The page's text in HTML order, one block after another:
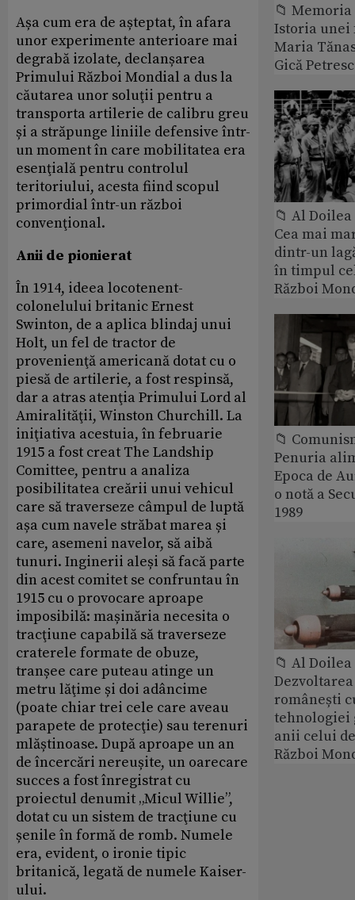
Așa cum era de așteptat, în afara
unor experimente anterioare mai
degrabă izolate, declanșarea
Primului Război Mondial a dus la
căutarea unor soluţii pentru a
transporta artilerie de calibru greu
și a străpunge liniile defensive într-
un moment în care mobilitatea era
esenţială pentru controlul
teritoriului, acesta fiind scopul
primordial într-un război
convenţional.
Anii de pionierat
În 1914, ideea locotenent-
colonelului britanic Ernest
Swinton, de a aplica blindaj unui
Holt, un fel de tractor de
provenienţă americană dotat cu o
piesă de artilerie, a fost respinsă,
dar a atras atenţia Primului Lord al
Amiralităţii, Winston Churchill. La
iniţiativa acestuia, în februarie
1915 a fost creat The Landship
Comittee, pentru a analiza
posibilitatea creării unui vehicul
care să traverseze câmpul de luptă
așa cum navele străbat marea și
care, asemeni navelor, să aibă
tunuri. Inginerii aleși să facă parte
din acest comitet se confruntau în
1915 cu o provocare aproape
imposibilă: mașinăria necesita o
tracţiune capabilă să traverseze
craterele formate de obuze,
tranșee care puteau atinge un
metru lăţime și doi adâncime
(poate chiar trei cele care aveau
parapete de protecţie) sau terenuri
mlăștinoase. După aproape un an
de încercări nereușite, un oarecare
succes a fost înregistrat cu
proiectul denumit „Micul Willie”,
dotat cu un sistem de tracţiune cu
șenile în formă de romb. Numele
era, evident, o ironie tipic
britanică, legată de numele Kaiser-
ului.
📁
Istoria
Maria
Gică
📁 Al
Cea mai
dintr-un
în timpul
Război
📁
Penuria
Epoca de
o notă a
1989
📁 Al
românești
tehnologiei
anii celui
Război